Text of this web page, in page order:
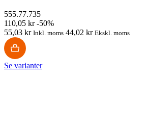
555.77.735
110,05 kr -50%
55,03 kr Inkl. moms 44,02 kr Ekskl. moms
Se varianter